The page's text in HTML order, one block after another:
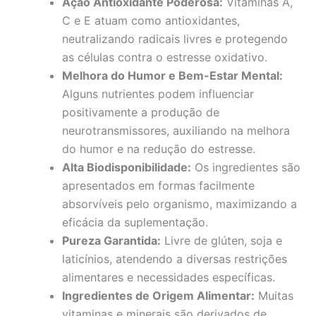
C e E atuam como antioxidantes,
neutralizando radicais livres e protegendo
as células contra o estresse oxidativo.
Melhora do Humor e Bem-Estar Mental:
Alguns nutrientes podem influenciar
positivamente a produção de
neurotransmissores, auxiliando na melhora
do humor e na redução do estresse.
Alta Biodisponibilidade: Os ingredientes são
apresentados em formas facilmente
absorvíveis pelo organismo, maximizando a
eficácia da suplementação.
Pureza Garantida: Livre de glúten, soja e
laticínios, atendendo a diversas restrições
alimentares e necessidades específicas.
Ingredientes de Origem Alimentar: Muitas